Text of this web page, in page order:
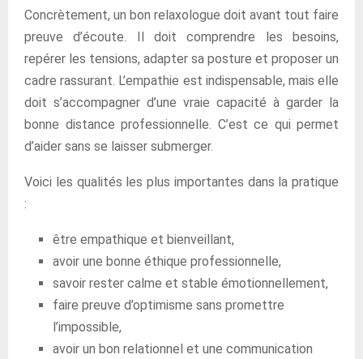
Concrètement, un bon relaxologue doit avant tout faire
preuve d’écoute. Il doit comprendre les besoins,
repérer les tensions, adapter sa posture et proposer un
cadre rassurant. L’empathie est indispensable, mais elle
doit s’accompagner d’une vraie capacité à garder la
bonne distance professionnelle. C’est ce qui permet
d’aider sans se laisser submerger.
Voici les qualités les plus importantes dans la pratique
:
être empathique et bienveillant,
avoir une bonne éthique professionnelle,
savoir rester calme et stable émotionnellement,
faire preuve d’optimisme sans promettre
l’impossible,
avoir un bon relationnel et une communication